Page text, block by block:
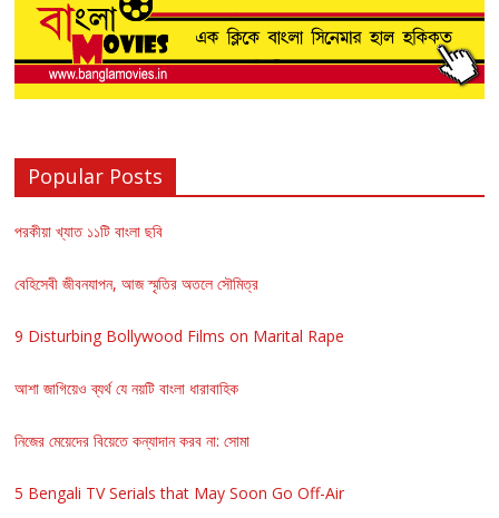
Popular Posts
পরকীয়া খ্যাত ১১টি বাংলা ছবি
বেহিসেবী জীবনযাপন, আজ স্মৃতির অতলে সৌমিত্র
9 Disturbing Bollywood Films on Marital Rape
আশা জাগিয়েও ব্যর্থ যে নয়টি বাংলা ধারাবাহিক
নিজের মেয়েদের বিয়েতে কন্যাদান করব না: সোমা
5 Bengali TV Serials that May Soon Go Off-Air